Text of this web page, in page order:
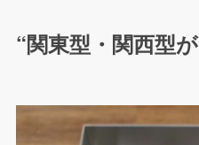
“関東型・関西型